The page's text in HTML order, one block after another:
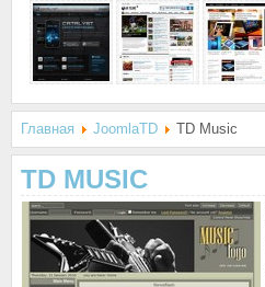
Главная JoomlaTD TD Music
TD MUSIC